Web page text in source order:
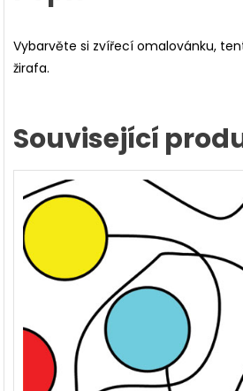
Vybarvěte si zvířecí omalovánku,
žirafa.
Související